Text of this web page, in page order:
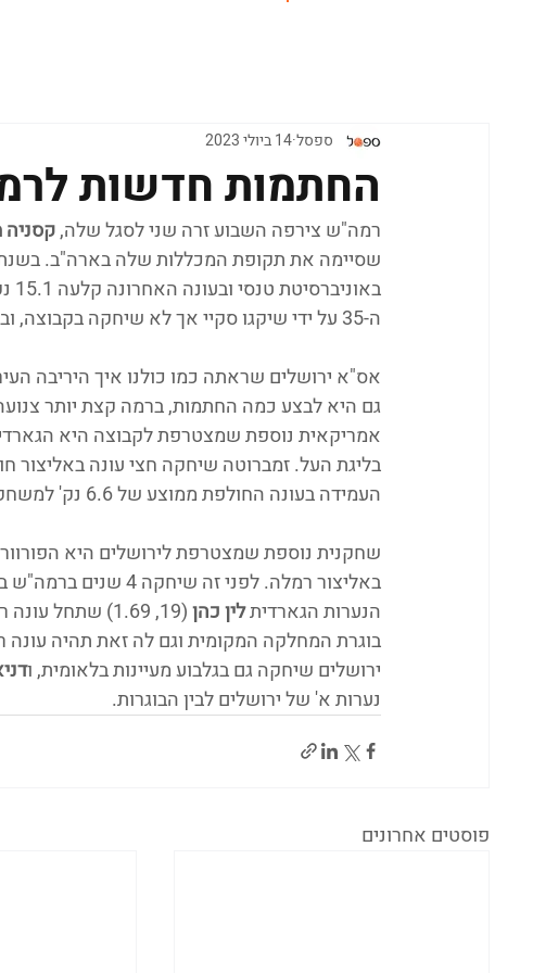
החתמות חדשות
ספסל 14 ביולי 2023
רמה"ש צירפה השבוע זרה שני לסגל שלה,
שסיימה את תקופת המכללות שלה בארה"ב.
ה-35 על ידי שיקגו סקיי אך לא שיחקה בקבוצה, ובעבר הייתה חלק מהנבחרות הצעירות של בלארוס.
אס"א ירושלים שראתה כמו כולנו איך היריבה
גם היא לבצע כמה החתמות, ברמה קצת יותר
אמריקאית נוספת שמצטרפת לקבוצה היא
בליגת העל. זמברוטה שיחקה חצי עונה באליצור
העמידה בעונה החולפת ממוצע של 6.6 נק' למשחק.
שחקנית נוספת שמצטרפת לירושלים היא
באליצור רמלה. לפני
הנערות הגארדית לין כהן (19, 1.69) שתחל עונה רביעית, הפורוורד
ירושלים שיחקה גם בגלבוע מעיינות בלאומית, ו
נערות א' של ירושלים לבין הבוגרות.
פוסטים אחרונים